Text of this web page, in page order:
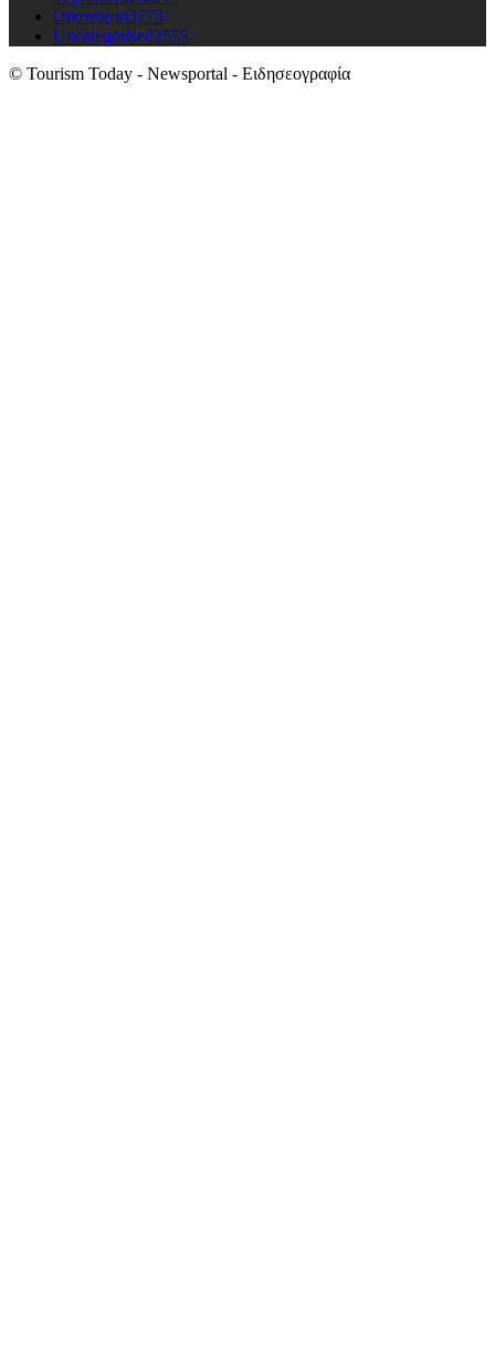
Οικονομια3773
Uncategorised2555
© Tourism Today - Newsportal - Ειδησεογραφία